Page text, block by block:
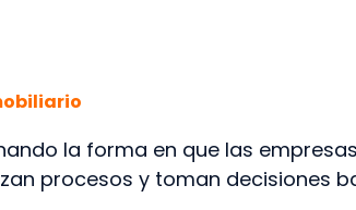
la forma en que las empresas
procesos y toman decisiones